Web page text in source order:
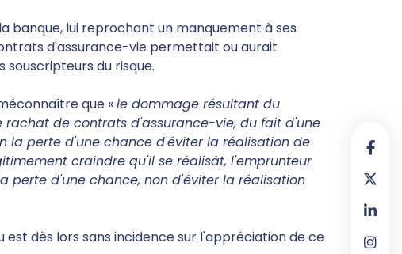
banque, lui reprochant un manquement à ses
d'assurance-vie permettait ou aurait
du risque.
que «le dommage résultant du
de contrats d'assurance-vie, du fait d'une
la perte d'une chance d'éviter la réalisation de
craindre qu'il se réalisât, l'emprunteur
perte d'une chance, non d'éviter la réalisation
dès lors sans incidence sur l'appréciation de ce